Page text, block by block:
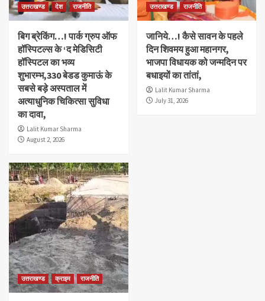
उत्तराखण्ड देश राजनीति
बिग ब्रेकिंग…! पार्क ग्रुप ऑफ
हॉस्पिटल्स के ‘द मेडिसिटी
हॉस्पिटल का भव्य
शुभारम्भ,330 बेडड कुमाऊं के
सबसे बड़े अस्पताल में
अत्याधुनिक चिकित्सा सुविधा
का दावा,
Lalit Kumar Sharma
August 2, 2026
उत्तराखण्ड राजनीति
जानिये…! कैसे सावन के पहले
दिन शिवमय हुआ महानगर,
भाजपा विधायक को जन्मदिन पर
बधाइयों का तांतां,
Lalit Kumar Sharma
July 31, 2026
उत्तराखण्ड क्राइम राजनीति